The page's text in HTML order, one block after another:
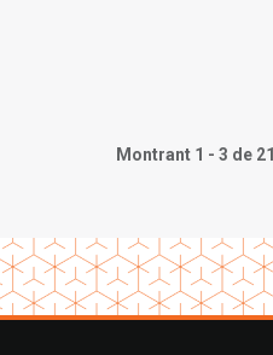
Montrant 1 - 3 de 21